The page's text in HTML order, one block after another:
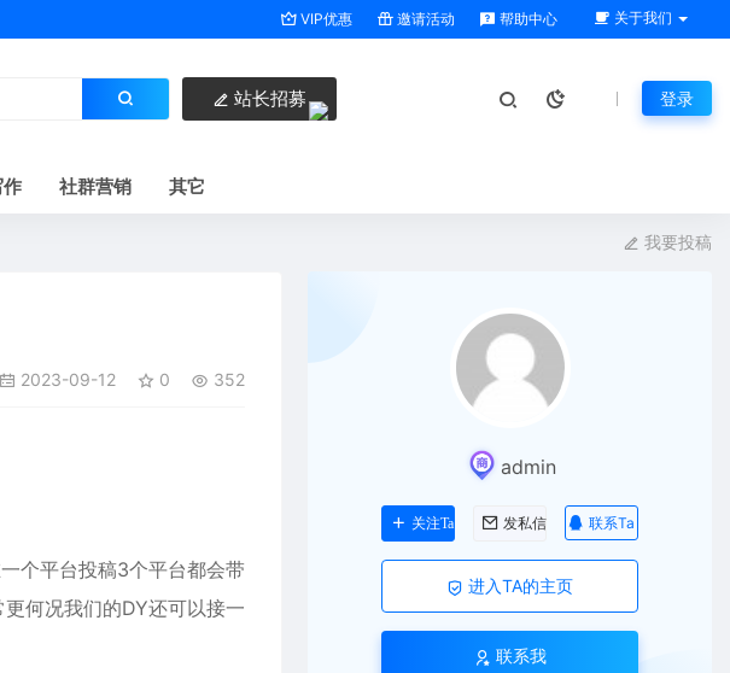
VIP优惠 邀请活动 帮助中心 关于我们
站长招募 登录
社群营销 其它
我要投稿
2023-09-12 0 352
个平台投稿3个平台都会带
何况我们的DY还可以接一
admin
关注Ta 发私信 联系Ta
进入TA的主页
联系我